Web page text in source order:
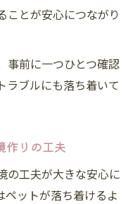
ことが安心につながり
事前に一つひとつ確認
ラブルにも落ち着いて
作りの工夫
の工夫が大きな安心に
ペットが落ち着けるよ